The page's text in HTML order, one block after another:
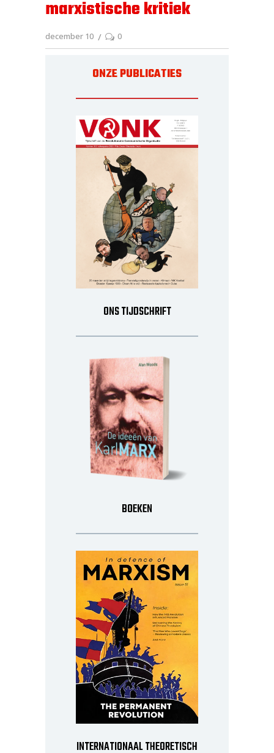
marxistische kritiek
december 10 0
ONZE PUBLICATIES
ONS TIJDSCHRIFT
BOEKEN
INTERNATIONAAL THEORETISCH